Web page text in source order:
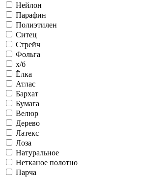
Нейлон
Парафин
Полиэтилен
Ситец
Стрейч
Фольга
х/б
Ёлка
Атлас
Бархат
Бумага
Велюр
Дерево
Латекс
Лоза
Натуральное
Нетканое полотно
Парча